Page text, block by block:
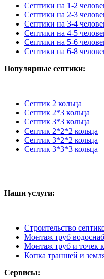
Септики на 1-2
Септики на 2-3
Септики на 3-4
Септики на 4-5
Септики на 5-6
Септики на 6-8
Популярные септики:
Септик 2 кольца
Септик 2*3 кольца
Септик 3*3 кольца
Септик 2*2*2 кольца
Септик 3*2*2 кольца
Септик 3*3*3 кольца
Наши услуги:
Строительство
Монтаж труб
Монтаж труб и точек
Копка траншей и
Сервисы: